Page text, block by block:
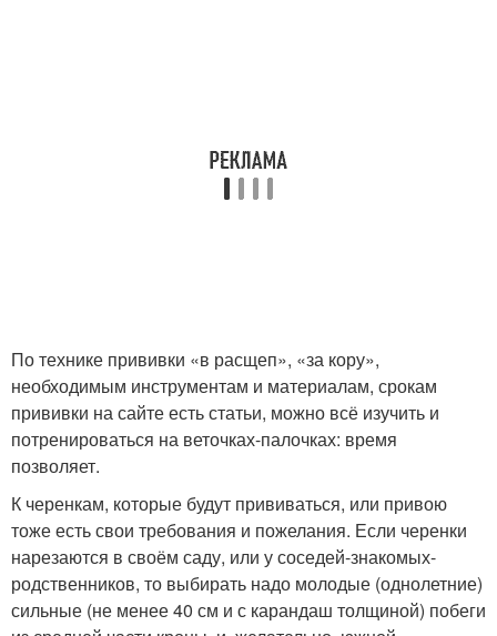
По технике прививки «в расщеп», «за кору»,
необходимым инструментам и материалам, срокам
прививки на сайте есть статьи, можно всё изучить и
потренироваться на веточках-палочках: время
позволяет.
К черенкам, которые будут прививаться, или привою
тоже есть свои требования и пожелания. Если черенки
нарезаются в своём саду, или у соседей-знакомых-
родственников, то выбирать надо молодые (однолетние)
сильные (не менее 40 см и с карандаш толщиной) побеги